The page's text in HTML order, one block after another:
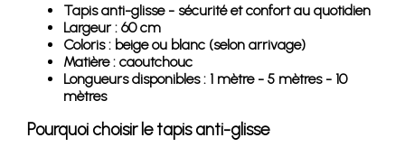
Tapis anti-glisse - sécurité et confort au quotidien
Largeur : 60 cm
Coloris : beige ou blanc (selon arrivage)
Matière : caoutchouc
Longueurs disponibles : 1 mètre - 5 mètres - 10
mètres
Pourquoi choisir le tapis anti-glisse